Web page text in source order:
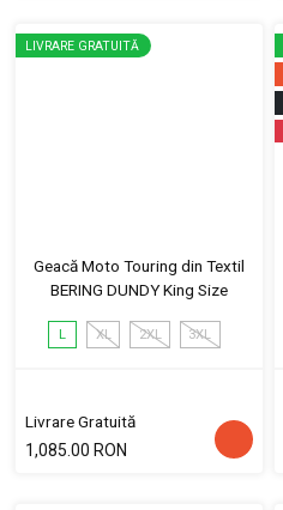
LIVRARE GRATUITĂ
Geacă Moto Touring din Textil
BERING DUNDY King Size
L XL 2XL 3XL
Livrare Gratuită
1,085.00 RON